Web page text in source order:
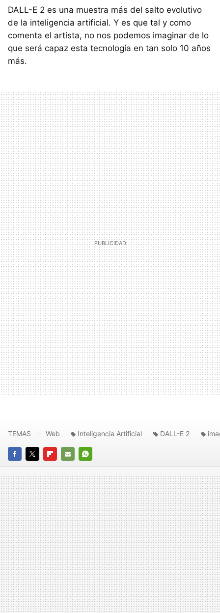
DALL-E 2 es una muestra más del salto evolutivo
de la inteligencia artificial. Y es que tal y como
comenta el artista, no nos podemos imaginar de lo
que será capaz esta tecnología en tan solo 10 años
más.
FACEBOOK
TWITTERFLIPBOARD
E-
MAIL
WHATSAPP
TEMAS Web Inteligencia Artificial DALL-E 2